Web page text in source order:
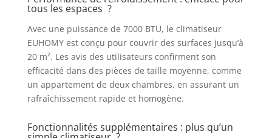
climatiseur maintient une
température idéale dans chaque
pièce 【Ultra-silencieux &
économe en énergie】Ce
climatiseur mobile fonctionne de
manière exceptionnellement
silencieuse (48 décibels) et
efficace, grâce à son compresseur
GMCC et à son réfrigérant
chambres à coucher et les
tous les espaces ?
Avec une puissance de 7000 BTU, le climatiseur
EUHOMY est conçu pour couvrir des surfaces jusqu’à
20 m². Les avis des utilisateurs confirment son
efficacité dans des pièces de taille moyenne, comme
un appartement de deux chambres, en assurant un
rafraîchissement rapide et homogène.
Fonctionnalités supplémentaires : plus qu’un